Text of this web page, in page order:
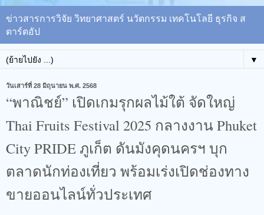
ข่าวสารการวิจัย วิทยาศาสตร์ นวัตกรรม เทคโนโลยี ธุรกิจ ส
ตาร์ตอัป
▼
วันเสาร์ที่ 28 มิถุนายน พ.ศ. 2568
“พาณิชย์” เปิดเกมรุกผลไม้ใต้ จัดใหญ่
Thai Fruits Festival 2025 กลางงาน Phuket
City PRIDE ภูเก็ต ดันมังคุดนครฯ บุก
ตลาดนักท่องเที่ยว พร้อมเร่งเปิดช่องทาง
ขายออนไลน์ทั่วประเทศ